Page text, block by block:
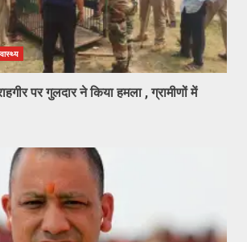
पर गुलदार ने किया हमला , ग्रामीणों में